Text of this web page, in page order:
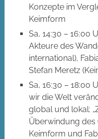
Konzepte im
Keimform
Sa, 14:30 – 16:00
Akteure des
international),
Stefan Meretz
Sa, 16:30 – 18:00
wir die Welt
global und lokal:
Überwindung des
Keimform und